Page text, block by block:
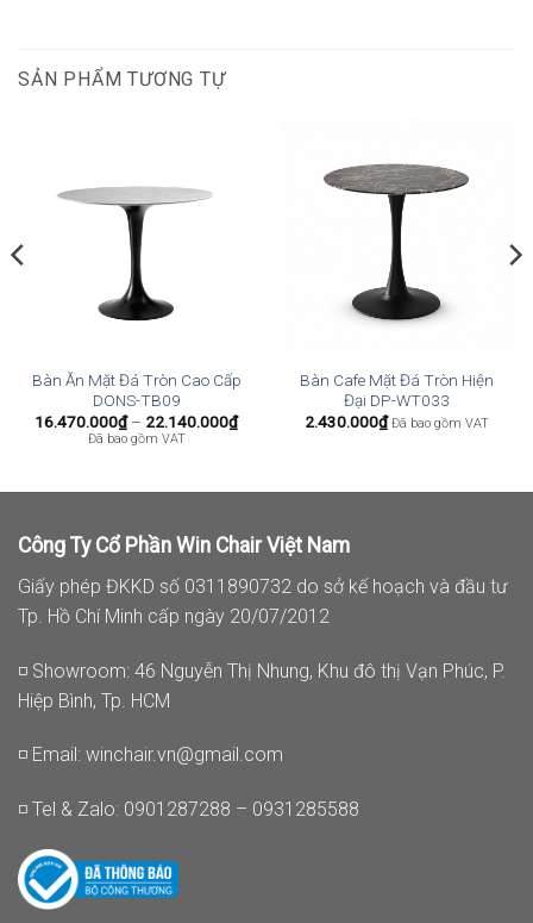
SẢN PHẨM TƯƠNG TỰ
Bàn Ăn Mặt Đá Tròn Cao Cấp
DONS-TB09
16.470.000₫ – 22.140.000₫Khoảng
giá:
22.140.000₫
Đã bao gồm VAT
Bàn Cafe Mặt Đá Tròn Hiện
Đại DP-WT033
2.430.000₫ Đã bao gồm VAT
Công Ty Cổ Phần Win Chair Việt Nam
Giấy phép ĐKKD số 0311890732 do sở kế hoạch và đầu tư
Tp. Hồ Chí Minh cấp ngày 20/07/2012
◽ Showroom: 46 Nguyễn Thị Nhung, Khu đô thị Vạn Phúc, P.
Hiệp Bình, Tp. HCM
◽ Email: winchair.vn@gmail.com
◽ Tel & Zalo: 0901287288 – 0931285588